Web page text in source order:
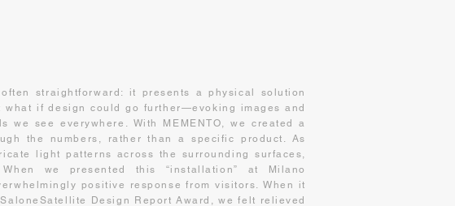
straightforward: it presents a physical solution
if design could go further—evoking images and
we see everywhere. With MEMENTO, we created a
the numbers, rather than a specific product. As
light patterns across the surrounding surfaces,
we presented this “installation” at Milano
positive response from visitors. When it
Design Report Award, we felt relieved